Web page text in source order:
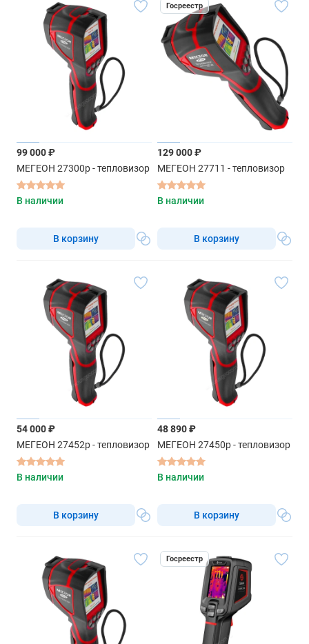
99 000 ₽
МЕГЕОН 27300р - тепловизор
В наличии
В корзину
Госреестр
129 000 ₽
МЕГЕОН 27711 - тепловизор
В наличии
В корзину
54 000 ₽
МЕГЕОН 27452р - тепловизор
В наличии
В корзину
48 890 ₽
МЕГЕОН 27450р - тепловизор
В наличии
В корзину
Госреестр